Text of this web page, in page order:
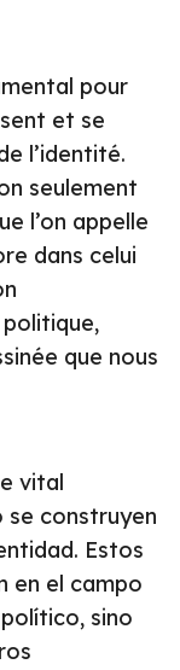
pour
et se
l’identité.
seulement
l’on appelle
dans celui
que nous
vital
construyen
Estos
en el campo
sino